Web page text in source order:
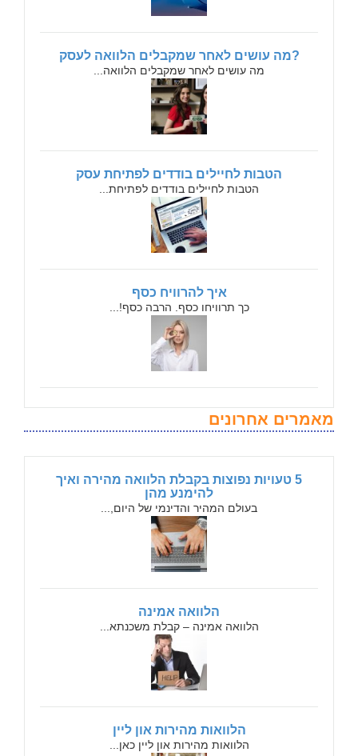
?מה עושים לאחר שמקבלים הלוואה לעסק
מה עושים לאחר שמקבלים הלוואה...
הטבות לחיילים בודדים לפתיחת עסק
הטבות לחיילים בודדים לפתיחת...
איך להרוויח כסף
כך תרוויחו כסף. הרבה כסף!...
מאמרים אחרונים
5 טעויות נפוצות בקבלת הלוואה מהירה ואיך
להימנע מהן
בעולם המהיר והדינמי של היום,...
הלוואה אמינה
הלוואה אמינה – קבלת משכנתא...
הלוואות מהירות און ליין
הלוואות מהירות און ליין כאן...